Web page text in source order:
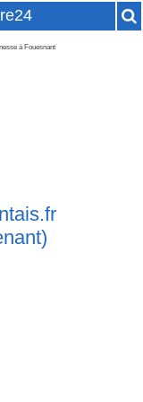
à Fouesnant
.fr